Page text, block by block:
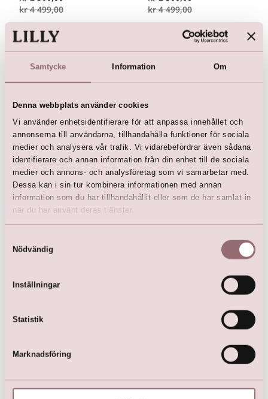
Samtycke Information Om
Denna webbplats använder cookies
Vi använder enhetsidentifierare för att anpassa innehållet och
annonserna till användarna, tillhandahålla funktioner för sociala
medier och analysera vår trafik. Vi vidarebefordrar även sådana
identifierare och annan information från din enhet till de sociala
medier och annons- och analysföretag som vi samarbetar med.
Dessa kan i sin tur kombinera informationen med annan
information som du har tillhandahållit eller som de har samlat in
när du har använt deras tjänster.
Nödvändig
Inställningar
Statistik
Marknadsföring
kr 4 499,00
kr 4 499,00
LILLY Crunchy Tulle Illusion
V-hals (mörkblå)
kr 2 500,00
kr 4 499,00